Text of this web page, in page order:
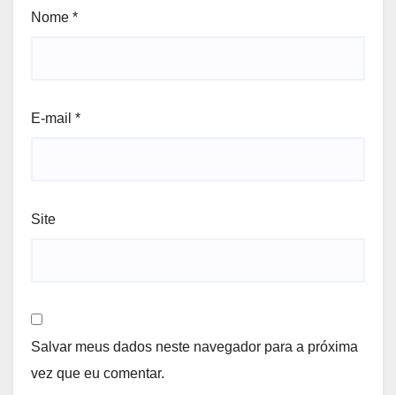
Nome *
E-mail *
Site
Salvar meus dados neste navegador para a próxima
vez que eu comentar.